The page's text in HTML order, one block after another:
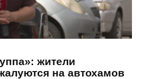
жители
на автохамов